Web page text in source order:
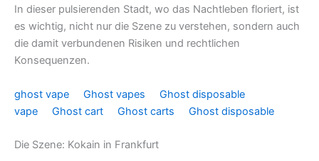
In dieser pulsierenden Stadt, wo das Nachtleben floriert, ist
es wichtig, nicht nur die Szene zu verstehen, sondern auch
die damit verbundenen Risiken und rechtlichen
Konsequenzen.
ghost vape Ghost vapes
Ghost disposable
vape
Ghost cart Ghost carts Ghost disposable
Die Szene: Kokain in Frankfurt